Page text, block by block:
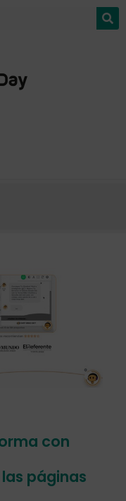
con
páginas